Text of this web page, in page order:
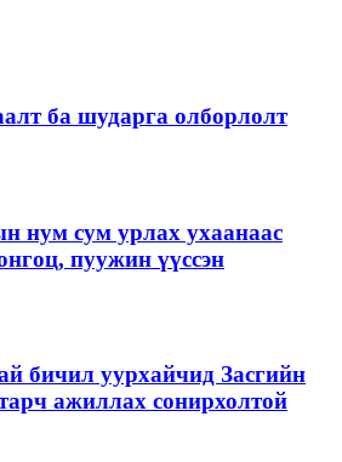
ба шударга олборлолт
нум сум урлах ухаанаас
пуужин үүссэн
бичил уурхайчид Засгийн
ажиллах сонирхолтой